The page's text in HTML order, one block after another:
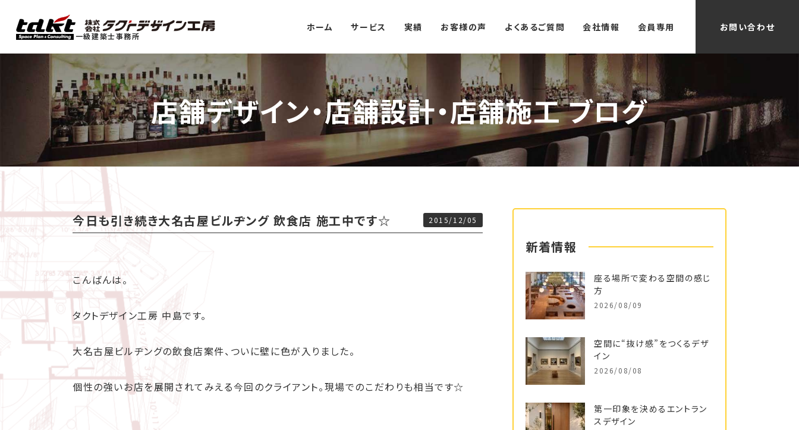
一級建築士事務所
ホーム サービス 実績 お客様の声 よくあるご質問 会社情報 会員専用 お問い合わせ
店舗デザイン・店舗設計・店舗施工 ブログ
今日も引き続き大名古屋ビルヂング 飲食店 施工中です☆ 2015/12/05
こんばんは。
タクトデザイン工房 中島です。
大名古屋ビルヂングの飲食店案件、ついに壁に色が入りました。
個性の強いお店を展開されてみえる今回のクライアント。現場でのこだわりも相当です☆
新着情報
座る場所で変わる空間の感じ
方
2026/08/09
空間に“抜け感”をつくるデザ
イン
2026/08/08
第一印象を決めるエントラン
スデザイン